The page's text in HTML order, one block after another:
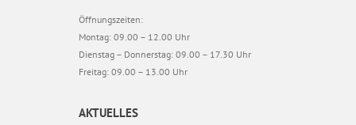
Öffnungszeiten:
Montag: 09.00 – 12.00 Uhr
Dienstag – Donnerstag: 09.00 – 17.30 Uhr
Freitag: 09.00 – 13.00 Uhr
AKTUELLES